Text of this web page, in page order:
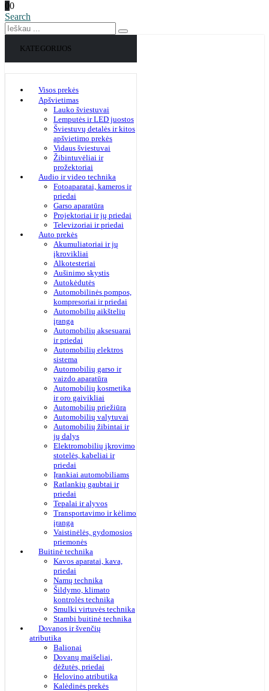
00
Search
KATEGORIJOS
Visos prekės
Apšvietimas
Lauko šviestuvai
Lemputės ir LED juostos
Šviestuvų detalės ir kitos
apšvietimo prekės
Vidaus šviestuvai
Žibintuvėliai ir
prožektoriai
Audio ir video technika
Fotoaparatai, kameros ir
priedai
Garso aparatūra
Projektoriai ir jų priedai
Televizoriai ir priedai
Auto prekės
Akumuliatoriai ir jų
įkrovikliai
Alkotesteriai
Aušinimo skystis
Autokėdutės
Automobilinės pompos,
kompresoriai ir priedai
Automobilių aikštelių
įranga
Automobilių aksesuarai
ir priedai
Automobilių elektros
sistema
Automobilių garso ir
vaizdo aparatūra
Automobilių kosmetika
ir oro gaivikliai
Automobilių priežiūra
Automobilių valytuvai
Automobilių žibintai ir
jų dalys
Elektromobilių įkrovimo
stotelės, kabeliai ir
priedai
Įrankiai automobiliams
Ratlankių gaubtai ir
priedai
Tepalai ir alyvos
Transportavimo ir kėlimo
įranga
Vaistinėlės, gydomosios
priemonės
Buitinė technika
Kavos aparatai, kava,
priedai
Namų technika
Šildymo, klimato
kontrolės technika
Smulki virtuvės technika
Stambi buitinė technika
Dovanos ir švenčių
atributika
Balionai
Dovanų maišeliai,
dėžutės, priedai
Helovino atributika
Kalėdinės prekės